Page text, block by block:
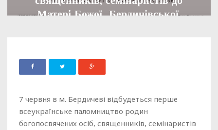
Матері Божої Бердичівської.
7 червня в м. Бердичеві відбудеться перше
всеукраїнське паломництво родин
богопосвячених осіб, священників, семінаристів